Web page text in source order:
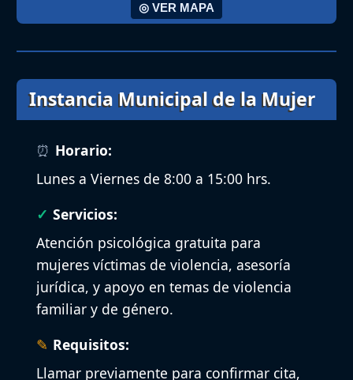
◎ VER MAPA
Instancia Municipal de la Mujer
Horario:
Lunes a Viernes de 8:00 a 15:00 hrs.
Servicios:
Atención psicológica gratuita para
mujeres víctimas de violencia, asesoría
jurídica, y apoyo en temas de violencia
familiar y de género.
Requisitos:
Llamar previamente para confirmar cita,